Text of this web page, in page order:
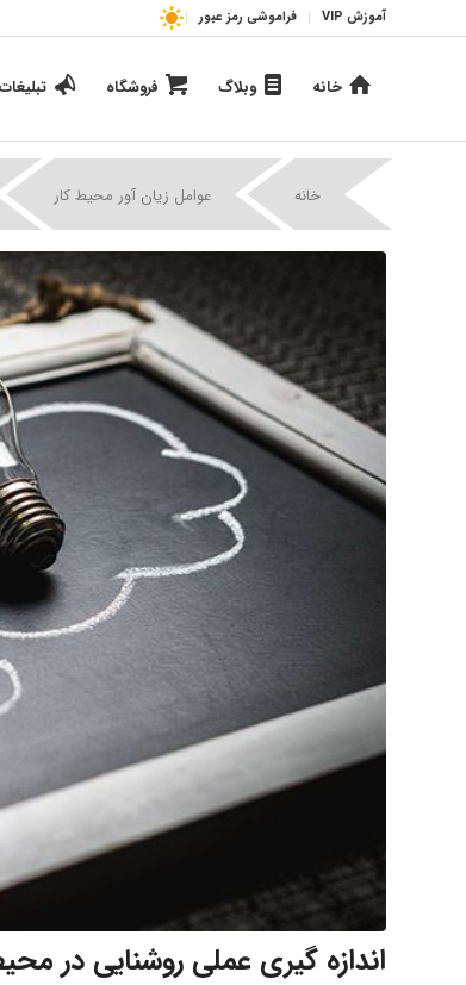
آموزش VIP فراموشی رمز عبور
خانه وبلاگ فروشگاه تبلیغات
خانه عوامل زیان آور محیط کار
اندازه گیری عملی روشنایی در